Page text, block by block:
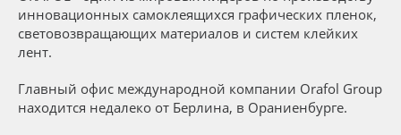
Сервис
Инструкции
Компания
Клей, скотчи и крепёж
Мобильные конструкции и POS-материалы
Профильные системы
инновационных самоклеящихся графических пленок,
световозвращающих материалов и систем клейких
лент.
Главный офис международной компании Orafol Group
находится недалеко от Берлина, в Ораниенбурге.